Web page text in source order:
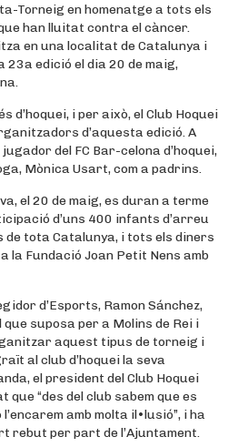
Torneig en homenatge a tots els
han lluitat contra el càncer.
en una localitat de Catalunya i
23a edició el dia 20 de maig,
d’hoquei, i per això, el Club Hoquei
d’aquesta edició. A
del FC Bar-celona d’hoquei,
Mònica Usart, com a padrins.
el 20 de maig, es duran a terme
d’uns 400 infants d’arreu
tota Catalunya, i tots els diners
Fundació Joan Petit Nens amb
d’Esports, Ramon Sánchez,
suposa per a Molins de Rei i
aquest tipus de torneig i
al club d’hoquei la seva
el president del Club Hoquei
que “des del club sabem que es
amb molta il•lusió”, i ha
rebut per part de l’Ajuntament.